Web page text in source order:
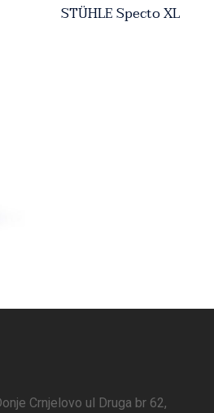
STÜHLE Specto XL
Crnjelovo ul Druga br 62,